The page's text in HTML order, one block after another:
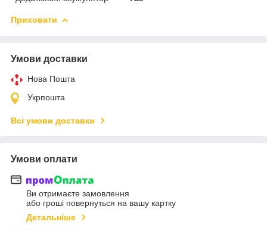
Приховати
Умови доставки
Нова Пошта
Укрпошта
Всі умови доставки
Умови оплати
Ви отримаєте замовлення
або гроші повернуться на вашу картку
Детальніше